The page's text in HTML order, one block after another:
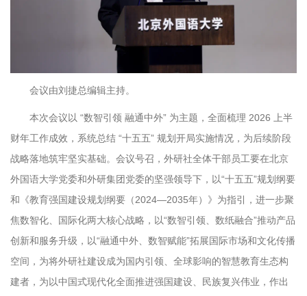
会议由刘捷总编辑主持。
本次会议以 “数智引领 融通中外” 为主题，全面梳理 2026 上半
财年工作成效，系统总结 “十五五” 规划开局实施情况，为后续阶段
战略落地筑牢坚实基础。会议号召，外研社全体干部员工要在北京
外国语大学党委和外研集团党委的坚强领导下，以“十五五”规划纲要
和《教育强国建设规划纲要（2024—2035年）》为指引，进一步聚
焦数智化、国际化两大核心战略，以“数智引领、数纸融合”推动产品
创新和服务升级，以“融通中外、数智赋能”拓展国际市场和文化传播
空间，为将外研社建设成为国内引领、全球影响的智慧教育生态构
建者，为以中国式现代化全面推进强国建设、民族复兴伟业，作出